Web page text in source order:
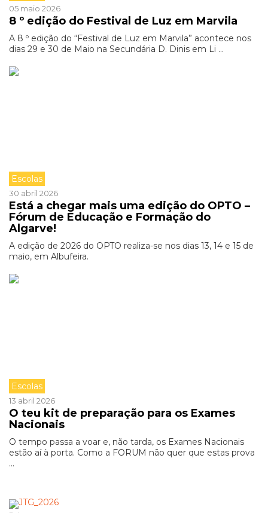
05 maio 2026
8 º edição do Festival de Luz em Marvila
A 8 º edição do “Festival de Luz em Marvila” acontece nos
dias 29 e 30 de Maio na Secundária D. Dinis em Li ...
Escolas
30 abril 2026
Está a chegar mais uma edição do OPTO –
Fórum de Educação e Formação do
Algarve!
A edição de 2026 do OPTO realiza-se nos dias 13, 14 e 15 de
maio, em Albufeira.
Escolas
13 abril 2026
O teu kit de preparação para os Exames
Nacionais
O tempo passa a voar e, não tarda, os Exames Nacionais
estão aí à porta. Como a FORUM não quer que estas prova
...